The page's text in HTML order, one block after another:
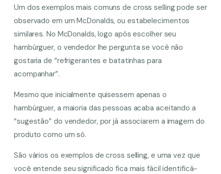
Um dos exemplos mais comuns de cross selling pode ser
observado em um McDonalds, ou estabelecimentos
similares. No McDonalds, logo após escolher seu
hambúrguer, o vendedor lhe pergunta se você não
gostaria de “refrigerantes e batatinhas para
acompanhar”.
Mesmo que inicialmente quisessem apenas o
hambúrguer, a maioria das pessoas acaba aceitando a
“sugestão” do vendedor, por já associarem a imagem do
produto como um só.
São vários os exemplos de cross selling, e uma vez que
você entende seu significado fica mais fácil identificá-